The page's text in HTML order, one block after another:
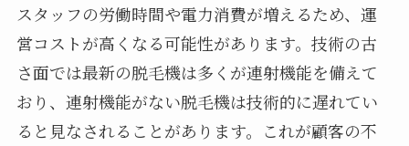
スタッフの労働時間や電力消費が増えるため、運
営コストが高くなる可能性があります。技術の古
さ面では最新の脱毛機は多くが連射機能を備えて
おり、連射機能がない脱毛機は技術的に遅れてい
ると見なされることがあります。これが顧客の不